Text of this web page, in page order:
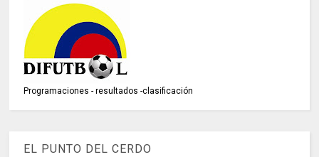
Programaciones - resultados -clasificación
EL PUNTO DEL CERDO